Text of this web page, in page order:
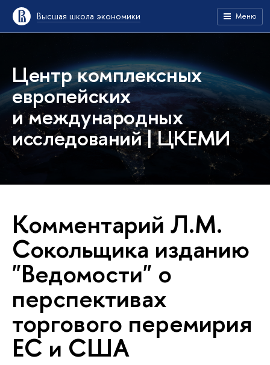
Высшая школа экономики Меню
Центр комплексных
европейских
и международных
исследований | ЦКЕМИ
Комментарий Л.М.
Сокольщика изданию
"Ведомости" о
перспективах
торгового перемирия
ЕС и США